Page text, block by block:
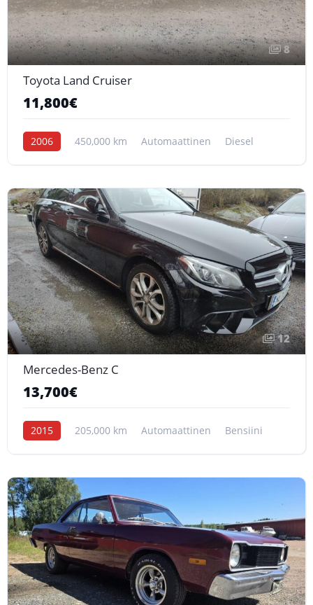
8
Toyota Land Cruiser
11,800€
2006 450,000 km Automaattinen Diesel
12
Mercedes-Benz C
13,700€
2015 205,000 km Automaattinen Bensiini